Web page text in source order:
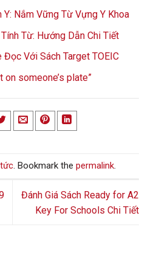
Y: Nắm Vững Từ Vựng Y Khoa
Từ: Hướng Dẫn Chi Tiết
Đọc Với Sách Target TOEIC
on someone’s plate”
. Bookmark the permalink.
Đánh Giá Sách Ready for A2
Key For Schools Chi Tiết